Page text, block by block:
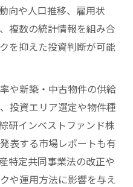
向や人口推移、雇用状
複数の統計情報を組み合
を抑えた投資判断が可能
や新築・中古物件の供給
投資エリア選定や物件種
研インベストファンド株
表する市場レポートも有
特定共同事業法の改正や
や運用方法に影響を与え